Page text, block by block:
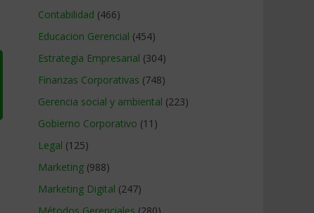
Contabilidad (466)
Educacion Gerencial (454)
Estrategia Empresarial (304)
Finanzas Corporativas (748)
Gerencia social y ambiental (223)
Gobierno Corporativo (11)
Legal (125)
Marketing (988)
Marketing Digital (247)